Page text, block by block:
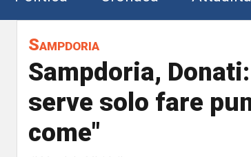
Sampdoria
Sampdoria,
serve solo fare
come"